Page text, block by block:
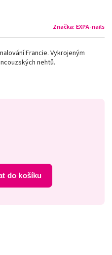
Značka: EXPA-nails
do košíku
Francie. Vykrojeným
nehtů.